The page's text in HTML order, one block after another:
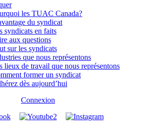
les TUAC Canada?
du syndicat
syndicats en faits
aux questions
sur les syndicats
que nous représentons
lieux de travail que nous représentons
former un syndicat
dès aujourd’hui
Connexion